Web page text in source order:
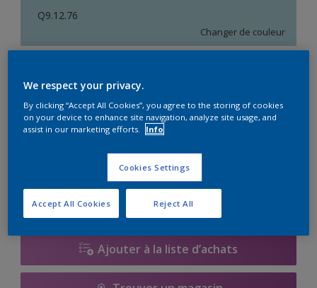
Q9.12.76
Changer de couleur
1L
Quantité Calculateur de peinture
Ajouter à la liste d’achats
We respect your privacy.
By clicking “Accept All Cookies”, you agree to the storing of cookies
on your device to enhance site navigation, analyze site usage, and
assist in our marketing efforts.
Info
Cookies Settings
Reject All
Accept All Cookies